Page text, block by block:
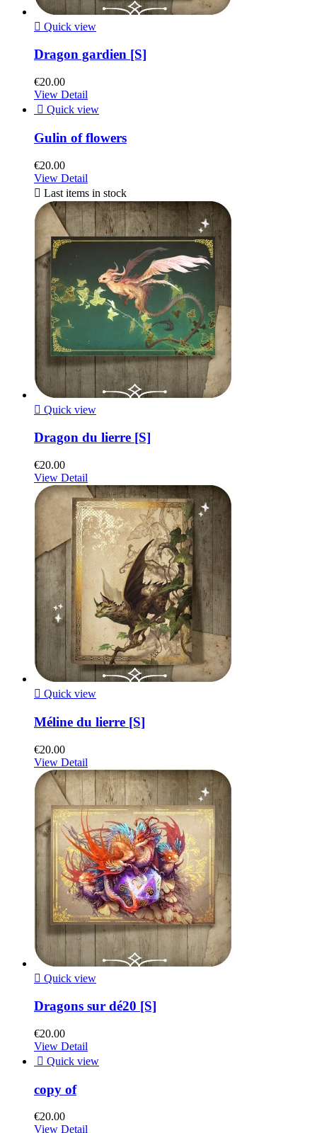
 Quick view
Dragon gardien [S]
€20.00
View Detail
 Quick view
Gulin of flowers
€20.00
View Detail
 Last items in stock
 Quick view
Dragon du lierre [S]
€20.00
View Detail
 Quick view
Méline du lierre [S]
€20.00
View Detail
 Quick view
Dragons sur dé20 [S]
€20.00
View Detail
 Quick view
copy of
€20.00
View Detail